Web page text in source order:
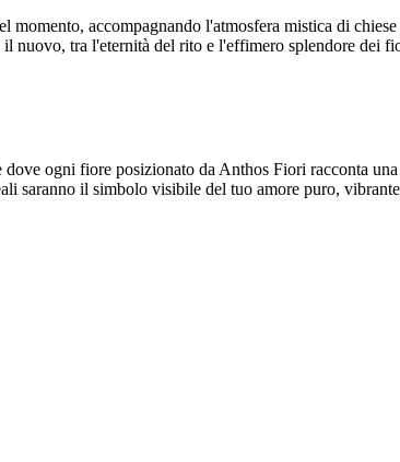
accompagnando l'atmosfera mistica di
nuovo, tra l'eternità del rito e l'effimero splendore dei
ogni fiore posizionato da Anthos Fiori racconta
saranno il simbolo visibile del tuo amore puro,